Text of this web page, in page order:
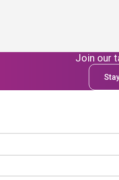
Join our